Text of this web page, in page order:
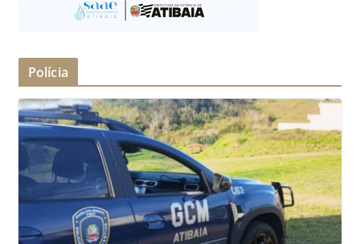
Polícia